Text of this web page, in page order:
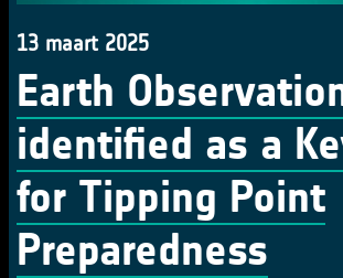
13 maart 2025
Earth
identified as a
for Tipping Point
Preparedness